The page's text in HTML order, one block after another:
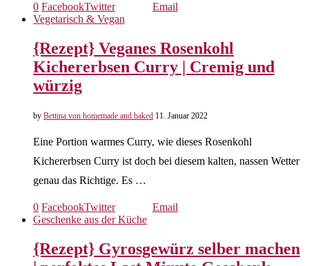
0 FacebookTwitter
Email
Vegetarisch & Vegan
{Rezept} Veganes Rosenkohl
Kichererbsen Curry | Cremig und
würzig
by Bettina von homemade and baked 11. Januar 2022
Eine Portion warmes Curry, wie dieses Rosenkohl
Kichererbsen Curry ist doch bei diesem kalten, nassen Wetter
genau das Richtige. Es …
0 FacebookTwitter
Email
Geschenke aus der Küche
{Rezept} Gyrosgewürz selber machen